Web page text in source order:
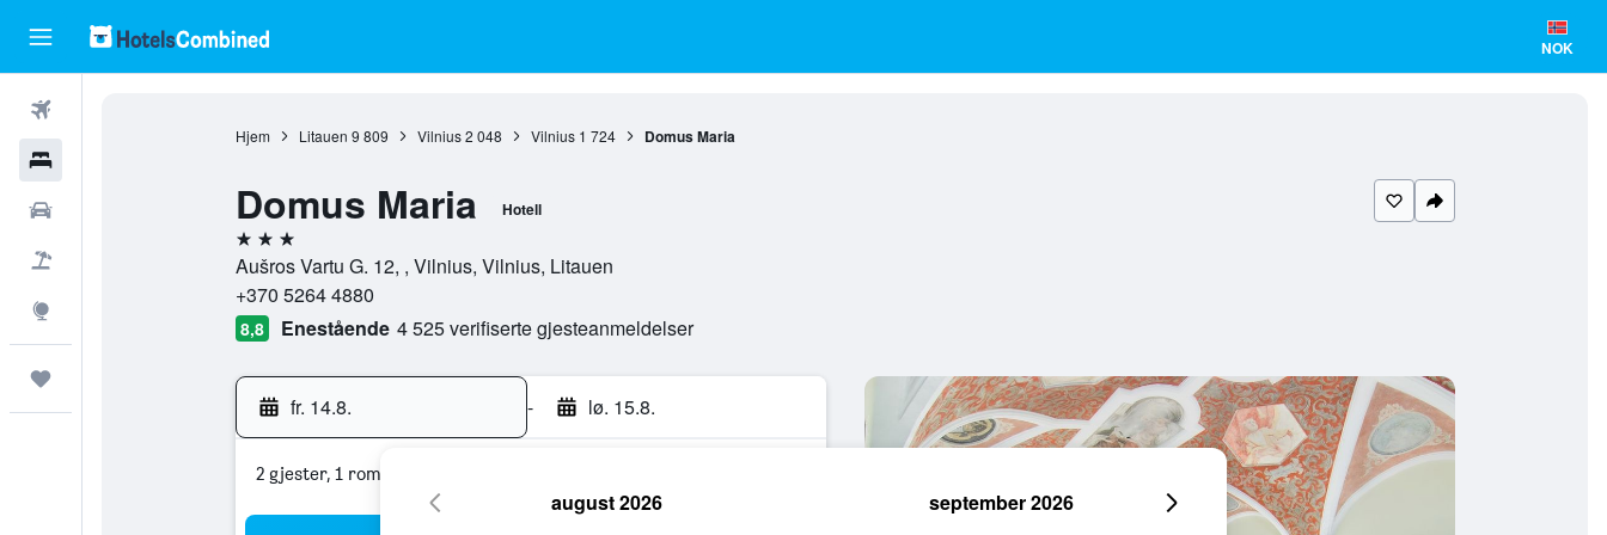
NOK
Hjem Litauen 9 809 Vilnius 2 048 Vilnius 1 724 Domus Maria
Domus Maria Hotell
3 stjerner
Aušros Vartu G. 12, , Vilnius, Vilnius, Litauen
+370 5264 4880
8,8 Enestående 4 525 verifiserte gjesteanmeldelser
fr. 14.8. - lø. 15.8.
2 gjester, 1 rom
august 2026 september 2026